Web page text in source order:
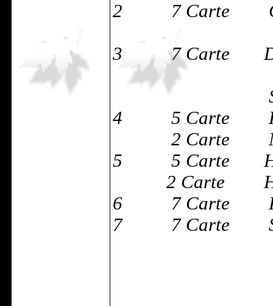
2 7 Carte
3 7 Carte
Espresso
4 5 Carte
2 Carte
5 5 Carte
2 Carte
6 7 Carte
7 7 Carte